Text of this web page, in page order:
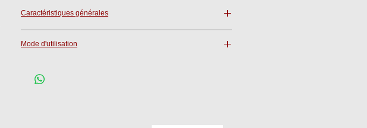
Intensité max : 20A
Caractéristiques générales
Connectique : Fiche banane 4mm
Mode d'utilisation
d'utilisation" tout les détails pour sa mise en oeuvre de